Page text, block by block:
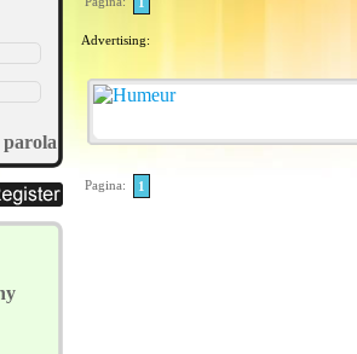
Advertising:
Pagina: 1